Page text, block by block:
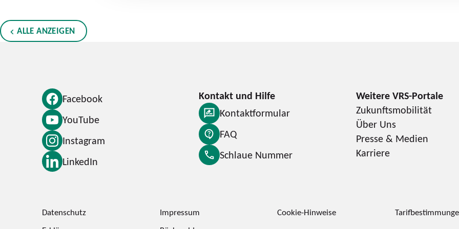
ALLE ANZEIGEN
Facebook
YouTube
Instagram
LinkedIn
Kontaktformular
FAQ
Schlaue Nummer
Zukunftsmobilität
Über Uns
Presse & Medien
Karriere
Datenschutz Impressum Cookie-Hinweise